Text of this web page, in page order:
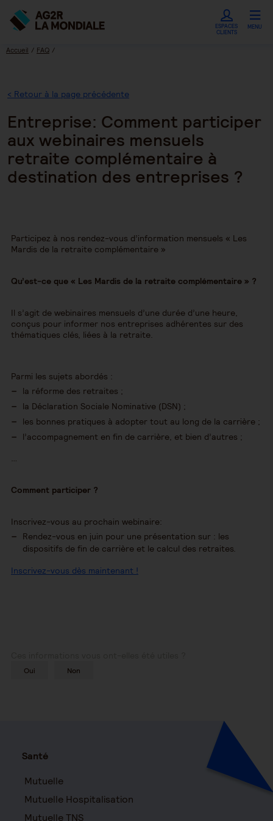
ESPACES
CLIENTS
MENU
Accueil
FAQ
< Retour à la page précédente
Entreprise: Comment participer
aux webinaires mensuels
retraite complémentaire à
destination des entreprises ?
Participez à nos rendez-vous d’information mensuels « Les
Mardis de la retraite complémentaire »
Qu’est-ce que « Les Mardis de la retraite complémentaire » ?
Il s’agit de webinaires mensuels d’une durée d’une heure,
conçus pour informer nos entreprises adhérentes sur des
thématiques clés, liées à la retraite.
Parmi les sujets abordés :
la réforme des retraites ;
la Déclaration Sociale Nominative (DSN) ;
les bonnes pratiques à adopter tout au long de la carrière ;
l’accompagnement en fin de carrière, et bien d’autres ;
…
Comment participer ?
Inscrivez-vous au prochain webinaire:
Rendez-vous en juin pour une présentation sur : les
dispositifs de fin de carrière et le calcul des retraites.
Inscrivez-vous dès maintenant !
Oui Non
Santé
Mutuelle
Mutuelle Hospitalisation
Mutuelle TNS